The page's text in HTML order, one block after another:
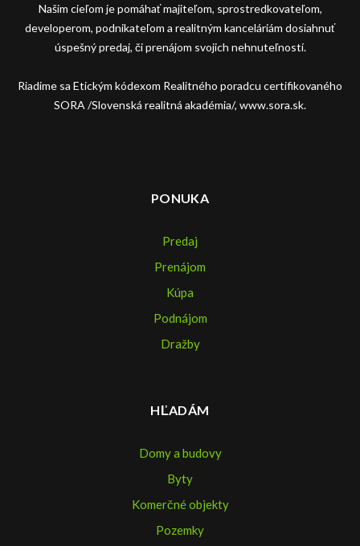
Našim cieľom je pomáhať majiteľom, sprostredkovateľom,
developerom, podnikateľom a realitným kanceláriám dosiahnuť
úspešný predaj, či prenájom svojich nehnuteľností.
Riadime sa Etickým kódexom Realitného poradcu certifikovaného
SORA /Slovenská realitná akadémia/, www.sora.sk.
PONUKA
Predaj
Prenájom
Kúpa
Podnájom
Dražby
HĽADÁM
Domy a budovy
Byty
Komerčné objekty
Pozemky